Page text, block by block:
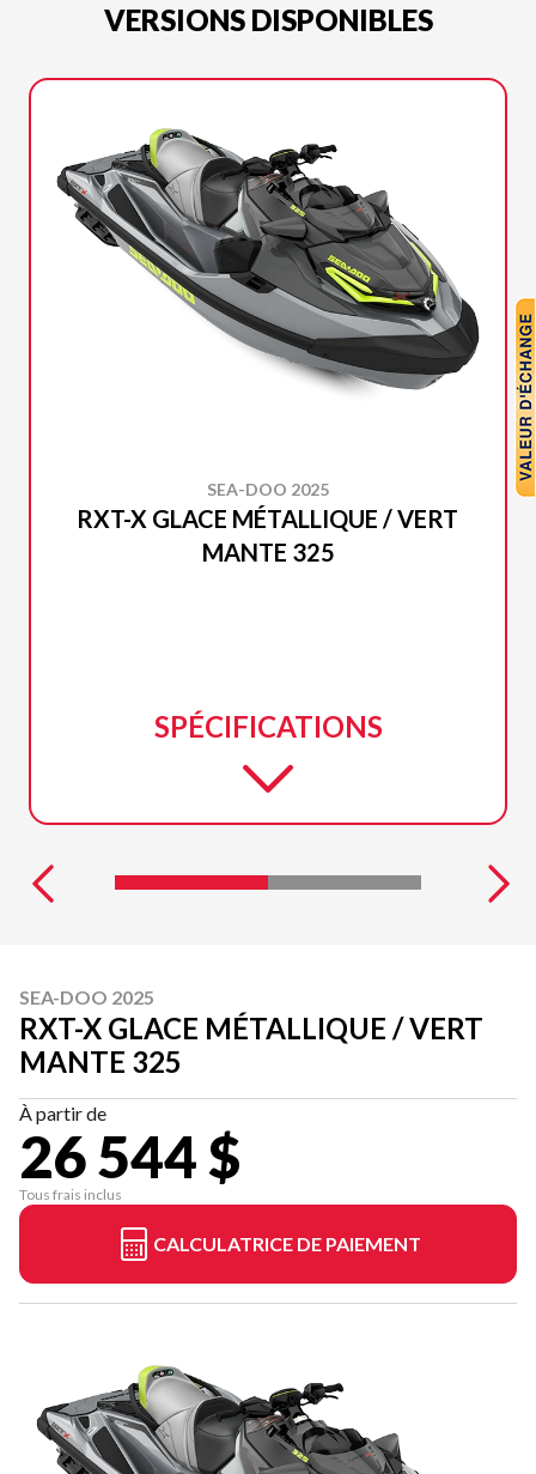
VERSIONS DISPONIBLES
SEA-DOO 2025
RXT-X GLACE MÉTALLIQUE / VERT
MANTE 325
SPÉCIFICATIONS
SEA-DOO 2025
RXT-X GLACE MÉTALLIQUE / VERT
MANTE 325
À partir de
26 544 $
Tous frais inclus
CALCULATRICE DE PAIEMENT